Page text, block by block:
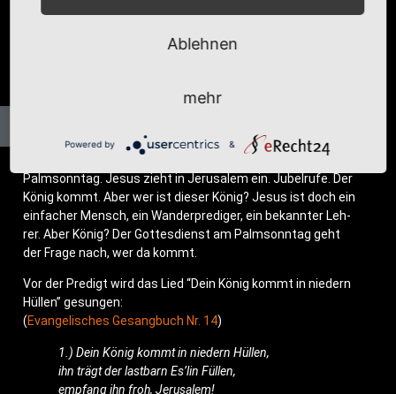
Palm­sonn­tag. Jesus zieht in Jeru­sa­lem ein. Jubel­ru­fe. Der
König kommt. Aber wer ist die­ser König? Jesus ist doch ein
ein­fa­cher Mensch, ein Wan­der­pre­di­ger, ein bekann­ter Leh­
rer. Aber König? Der Got­tes­dienst am Palm­sonn­tag geht
der Fra­ge nach, wer da kommt.
Vor der Pre­digt wird das Lied “Dein König kommt in nie­dern
Hül­len” gesungen:
(Evan­ge­li­sches Gesang­buch Nr. 14)
1.) Dein König kommt in nie­dern Hüllen,
ihn trägt der last­barn Es’­lin Füllen,
emp­fang ihn froh, Jerusalem!
Ablehnen
mehr
Powered by &